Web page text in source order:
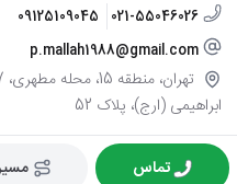
021-55046026
09125109045
p.mallah1988@gmail.com
ابراهیمی (ارج)، پلاک 52
تماس